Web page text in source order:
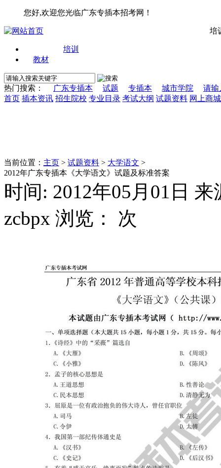
您好,欢迎您光临广东专插本招考网！
培
培训
教材
热门搜索： 广东专插本 试题 专插本 城市学院
请输
首页 插本资讯 招生院校 专业目录 考试大纲 试题资料 网上商城
当前位置： 主页 > 试题资料 > 大学语文 >
2012年广东专插本《大学语文》试题及标准答案
时间: 2012年05月01日
zcbpx 浏览：
次